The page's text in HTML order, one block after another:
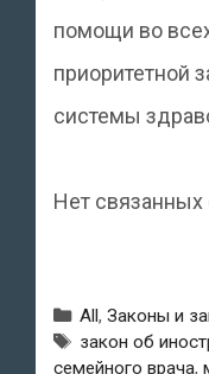
помощи во
приоритетной
системы
Нет
Рубрики
All,Законы и
Метки
закон об
семейного врача,